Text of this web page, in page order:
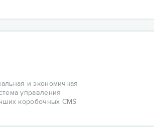
и экономичная
управления
коробочных CMS